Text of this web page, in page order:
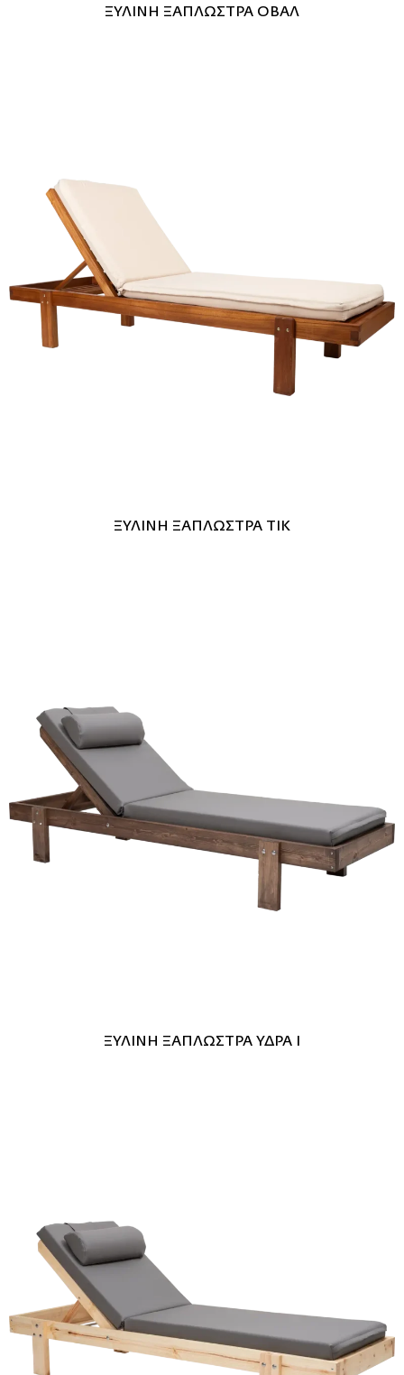
ΞΥΛΙΝΗ ΞΑΠΛΩΣΤΡΑ ΟΒΑΛ
ΞΥΛΙΝΗ ΞΑΠΛΩΣΤΡΑ ΤΙΚ
ΞΥΛΙΝΗ ΞΑΠΛΩΣΤΡΑ ΥΔΡΑ Ι